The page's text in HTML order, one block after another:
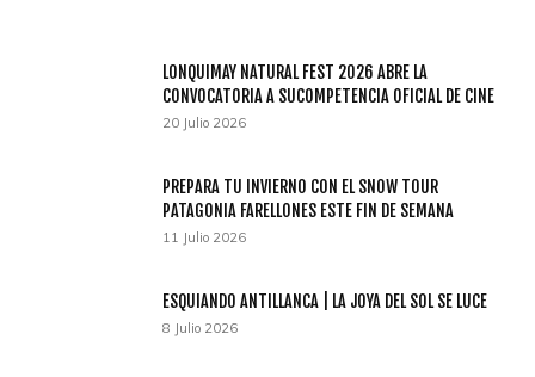
LONQUIMAY NATURAL FEST 2026 ABRE LA
CONVOCATORIA A SUCOMPETENCIA OFICIAL DE CINE
20 Julio 2026
PREPARA TU INVIERNO CON EL SNOW TOUR
PATAGONIA FARELLONES ESTE FIN DE SEMANA
11 Julio 2026
ESQUIANDO ANTILLANCA | LA JOYA DEL SOL SE LUCE
8 Julio 2026